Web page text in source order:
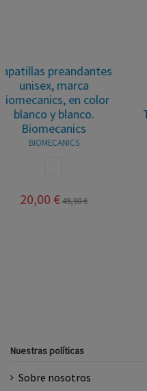
Zapatos de piel
barefoot respetuosos
para niñas, marca
Titanitos, en color navy.
Titanitos
TITANITOS
48,95 €
Nuestras políticas
Sobre nosotros